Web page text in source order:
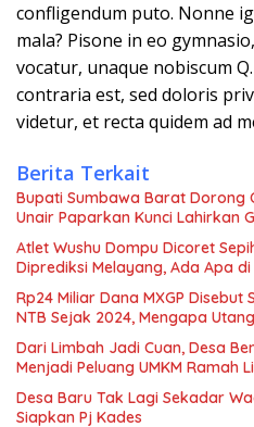
confligendum puto. Nonne
mala? Pisone in eo
vocatur, unaque nobiscum
contraria est, sed doloris
videtur, et recta quidem ad
Berita Terkait
Bupati Sumbawa Barat Dorong
Unair Paparkan Kunci Lahirkan
Atlet Wushu Dompu Dicoret
Diprediksi Melayang, Ada Apa
Rp24 Miliar Dana MXGP
NTB Sejak 2024, Mengapa
Dari Limbah Jadi Cuan, Desa
Menjadi Peluang UMKM Ramah
Desa Baru Tak Lagi Sekadar
Siapkan Pj Kades